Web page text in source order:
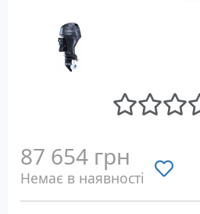
87 654 грн
Немає в наявності